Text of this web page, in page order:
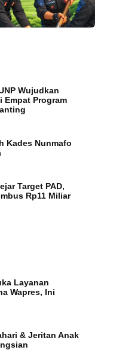
Wujudkan
Empat Program
Kades Nunmafo
Target PAD,
Rp11 Miliar
Layanan
Wapres, Ini
& Jeritan Anak